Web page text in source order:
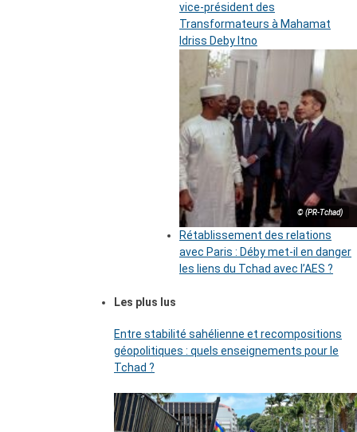
vice-président des
Transformateurs à Mahamat
Idriss Deby Itno
© (PR-Tchad)
Rétablissement des relations
avec Paris : Déby met-il en danger
les liens du Tchad avec l’AES ?
Les plus lus
Entre stabilité sahélienne et recompositions
géopolitiques : quels enseignements pour le
Tchad ?